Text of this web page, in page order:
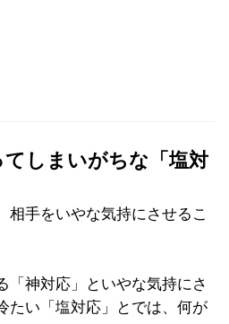
しまいがちな「塩対
相手をいやな気持にさせるこ
「神対応」といやな気持にさ
たい「塩対応」とでは、何が